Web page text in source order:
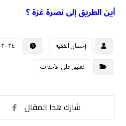
أين الطريق إلى نصرة غزة ؟
إحسان الفقيه
٢٠٢٤-١١-٢٣
تعليق على الأحداث